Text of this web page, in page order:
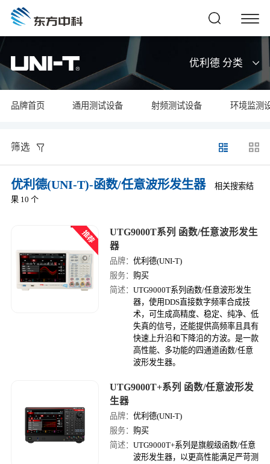
优利德 分类
品牌首页 通用测试设备 射频测试设备 环境监测
筛选
优利德(UNI-T)-函数/任意波形发生器
相关搜索结
果 10 个
UTG9000T系列 函数/任意波形发生
器
品牌：优利德(UNI-T)
服务： 购买
简述：UTG9000T系列函数/任意波形发生
器，使用DDS直接数字频率合成技
术，可生成高精度、稳定、纯净、低
失真的信号，还能提供高频率且具有
快速上升沿和下降沿的方波。是一款
高性能、多功能的四通道函数/任意
波形发生器。
UTG9000T+系列 函数/任意波形发
生器
品牌：优利德(UNI-T)
服务： 购买
简述：UTG9000T+系列是旗舰级函数/任意
波形发生器，以更高性能满足严苛测